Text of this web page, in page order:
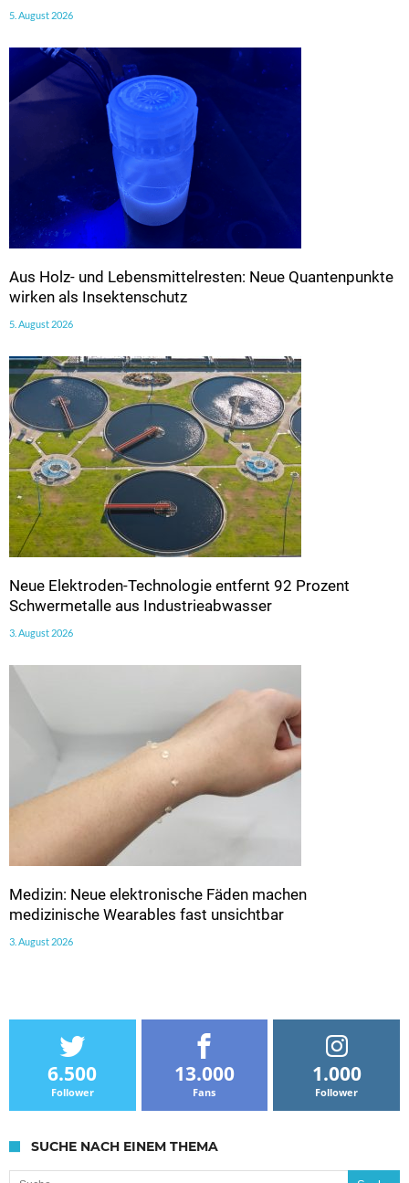
5. August 2026
Aus Holz- und Lebensmittelresten: Neue Quantenpunkte
wirken als Insektenschutz
5. August 2026
Neue Elektroden-Technologie entfernt 92 Prozent
Schwermetalle aus Industrieabwasser
3. August 2026
Medizin: Neue elektronische Fäden machen
medizinische Wearables fast unsichtbar
3. August 2026
6.500
Follower
13.000
Fans
1.000
Follower
SUCHE NACH EINEM THEMA
Suche nach: